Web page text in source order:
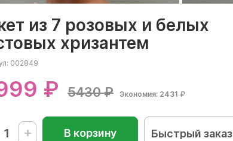
из 7 розовых и белых
хризантем
002849
₽ 5430 ₽ Экономия: 2431 ₽
+ В корзину Быстрый заказ